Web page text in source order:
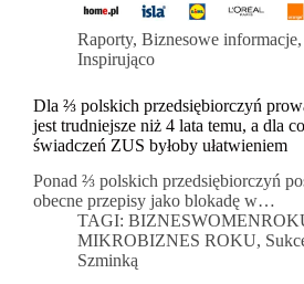
Raporty, Biznesowe informacje,
Inspirująco
Dla ⅔ polskich przedsiębiorczyń
jest trudniejsze niż 4 lata temu, a dla
świadczeń ZUS byłoby ułatwieniem
Ponad ⅔ polskich przedsiębiorczyń
obecne przepisy jako blokadę w…
TAGI:
MIKROBIZNES ROKU,
Szminką